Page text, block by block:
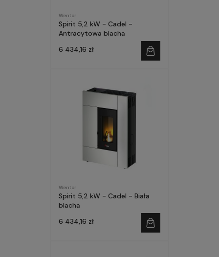
Wentor
Spirit 5,2 kW - Cadel -
Antracytowa blacha
6 434,16 zł
Wentor
Spirit 5,2 kW - Cadel - Biała
blacha
6 434,16 zł